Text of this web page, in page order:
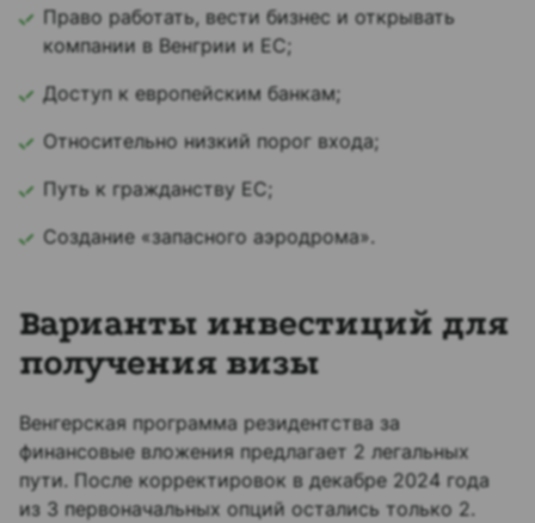
Право работать, вести бизнес и открывать
компании в Венгрии и ЕС;
Доступ к европейским банкам;
Относительно низкий порог входа;
Путь к гражданству ЕС;
Создание «запасного аэродрома».
Варианты инвестиций для
получения визы
Венгерская программа резидентства за
финансовые вложения предлагает 2 легальных
пути. После корректировок в декабре 2024 года
из 3 первоначальных опций остались только 2.